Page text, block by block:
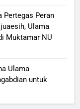
Pertegas Peran
Ulama
Muktamar NU
Ulama
untuk